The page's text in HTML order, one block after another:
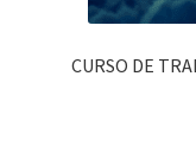
CURSO DE